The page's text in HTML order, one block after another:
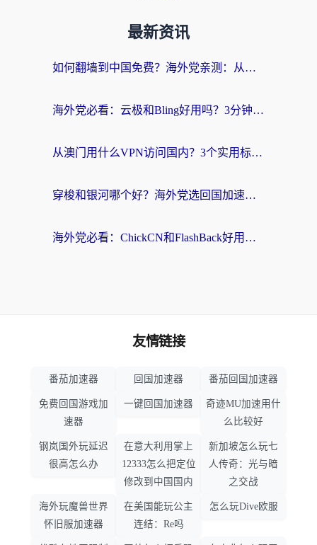
最新资讯
如何翻墙到中国免费？海外党亲测：从踩坑到选对加速器的全攻略
海外党必看：云极和Bling好用吗？3分钟教你选对回国加速器
从澳门用什么VPN访问国内？3个实用标准帮你避开坑，无缝刷剧听歌
穿梭和银河哪个好？海外党选回国加速器的避坑指南，附番茄加速器实测体验
海外党必看：ChickCN和FlashBack好用吗？3招教你选对回国加速器（附云极、HomeCN、斧牛vs艾果对比）
友情链接
番茄加速器 回国加速器 番茄回国加速器
免费回国游戏加
速器
一键回国加速器
奇迹MU加速用什
么比较好
钢岚国外玩延迟
很高怎么办
在意大利用掌上
12333怎么把定位
修改到中国国内
新加坡怎么玩七
人传奇：光与暗
之交战
海外玩魔兽世界
怀旧服加速器
在美国能玩公主
连结：Re吗
怎么玩Dive欧服